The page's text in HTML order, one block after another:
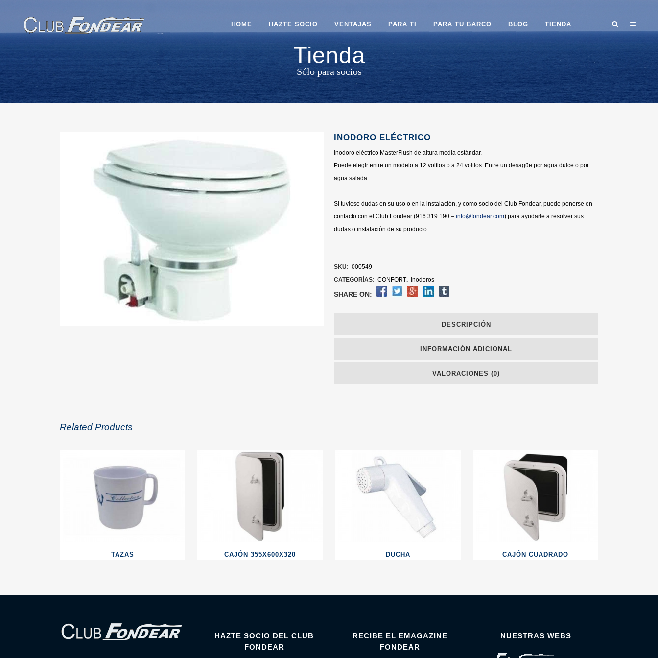
HOME HAZTE SOCIO VENTAJAS PARA TI PARA TU BARCO BLOG TIENDA
Tienda
Sólo para socios
INODORO ELÉCTRICO
Inodoro eléctrico MasterFlush de altura media estándar.
Puede elegir entre un modelo a 12 voltios o a 24 voltios. Entre un desagüe por agua dulce o por
agua salada.
Si tuviese dudas en su uso o en la instalación, y como socio del Club Fondear, puede ponerse en
contacto con el Club Fondear (916 319 190 – info@fondear.com) para ayudarle a resolver sus
dudas o instalación de su producto.
SKU: 000549
CATEGORÍAS: CONFORT, Inodoros
SHARE ON:
DESCRIPCIÓN
INFORMACIÓN ADICIONAL
VALORACIONES (0)
Related Products
TAZAS CAJÓN 355X600X320 DUCHA CAJÓN CUADRADO
HAZTE SOCIO DEL CLUB
FONDEAR
RECIBE EL EMAGAZINE
FONDEAR
NUESTRAS WEBS